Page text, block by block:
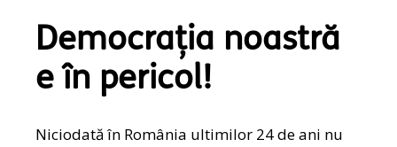
Democrația noastră
e în pericol!
Niciodată în România ultimilor 24 de ani nu